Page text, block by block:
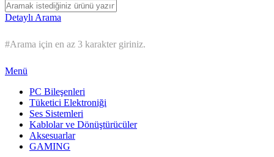
Detaylı Arama
#Arama için en az 3 karakter giriniz.
Menü
PC Bileşenleri
Tüketici Elektroniği
Ses Sistemleri
Kablolar ve Dönüştürücüler
Aksesuarlar
GAMING